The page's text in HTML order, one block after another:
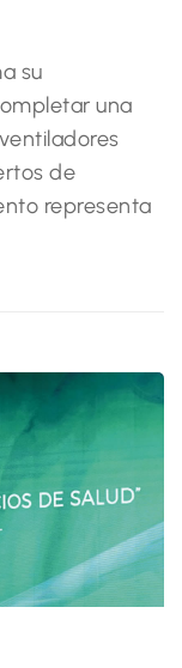
su
una
de
representa